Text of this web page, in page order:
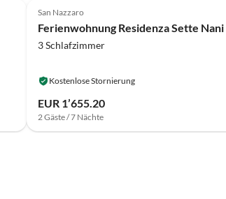
San Nazzaro
Ferienwohnung Residenza Sette Nani
3 Schlafzimmer
Kostenlose Stornierung
EUR 1’655.20
2 Gäste / 7 Nächte